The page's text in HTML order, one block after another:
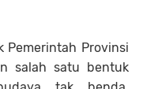
Pemerintah Provinsi
salah satu bentuk